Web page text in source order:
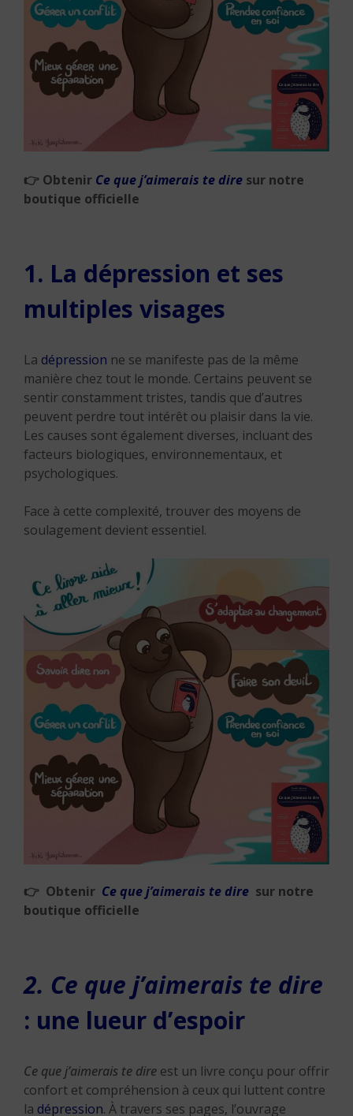
👉 Obtenir Ce que j’aimerais te dire sur notre
boutique officielle
1. La dépression et ses
multiples visages
La dépression ne se manifeste pas de la même
manière chez tout le monde. Certains peuvent se
sentir constamment tristes, tandis que d’autres
peuvent perdre tout intérêt ou plaisir dans la vie.
Les causes sont également diverses, incluant des
facteurs biologiques, environnementaux, et
psychologiques.
Face à cette complexité, trouver des moyens de
soulagement devient essentiel.
👉 Obtenir Ce que j’aimerais te dire sur notre
boutique officielle
2. Ce que j’aimerais te dire
: une lueur d’espoir
Ce que j’aimerais te dire est un livre conçu pour offrir
confort et compréhension à ceux qui luttent contre
la dépression. À travers ses pages, l’ouvrage